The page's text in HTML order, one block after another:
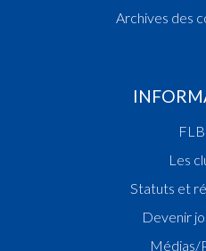
Archives des
Les
Statuts et
Devenir
Médias/